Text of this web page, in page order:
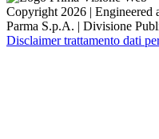
Copyright 2026 | Engineered
Parma S.p.A. | Divisione
Disclaimer trattamento dati